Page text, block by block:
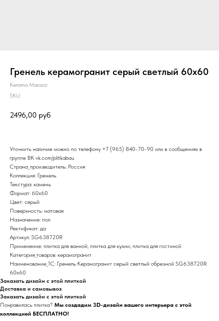
Гренель керамогранит серый светлый 60х60
Kerama Marazzi
SKU:
2496,00 руб
Уточнить наличие можно по телефону +7 (965) 840-70-90 или в сообщениях в
группе ВК vk.com/plitkabau
Страна_производитель: Россия
Коллекция: Гренель
Текстура: камень
Формат: 60x60
Цвет: серый
Поверхность: матовая
Назначение: пол
Ректификат: да
Артикул: SG638720R
Применение: плитка для ванной, плитка для кухни, плитка для гостиной
Категория_товаров: керамогранит
Наименование_1С: Гренель Керамогранит серый светлый обрезной SG638720R
60х60
Заказать дизайн с этой плиткой
Доставка и самовывоз
Заказать дизайн с этой плиткой
Понравилась плитка? Мы создадим 3D-дизайн вашего интерьера с этой
коллекцией БЕСПЛАТНО!